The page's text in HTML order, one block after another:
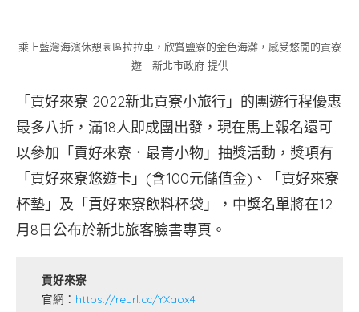
乘上藍灣海濱休憩園區拉拉車，欣賞鹽寮的金色海灘，感受悠閒的貢寮
遊｜新北市政府 提供
「貢好來寮 2022新北貢寮小旅行」的團遊行程優惠
最多八折，滿18人即成團出發，現在馬上報名還可
以參加「貢好來寮．最青小物」抽獎活動，獎項有
「貢好來寮悠遊卡」(含100元儲值金)、「貢好來寮
杯墊」及「貢好來寮飲料杯袋」，中獎名單將在12
月8日公布於新北旅客臉書專頁。
貢好來寮
官網： https://reurl.cc/YXaox4